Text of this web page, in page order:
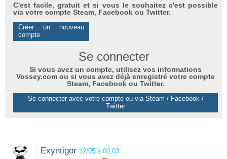
C'est facile, gratuit et si vous le souhaitez c'est possible
via votre compte Steam, Facebook ou Twitter.
Créer un nouveau
compte
Se connecter
Si vous avez un compte, utilisez vos informations
Vossey.com ou si vous avez déjà enregistré votre compte
Steam, Facebook ou Twitter.
Se connecter avec votre compte ou via Steam / Facebook /
Twitter
Exyntigor 12/05 à 00:03